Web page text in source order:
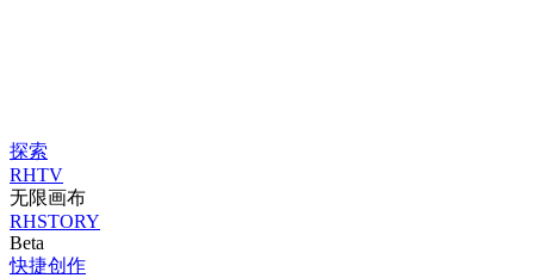
探索
RHTV
无限画布
RHSTORY
Beta
快捷创作